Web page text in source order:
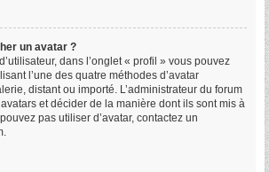
un avatar ?
dans l’onglet « profil » vous pouvez
l’une des quatre méthodes d’avatar
distant ou importé. L’administrateur du forum
et décider de la manière dont ils sont mis à
pas utiliser d’avatar, contactez un